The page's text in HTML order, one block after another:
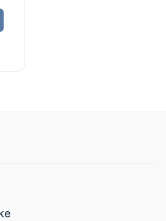
Tällä
muunnelma.